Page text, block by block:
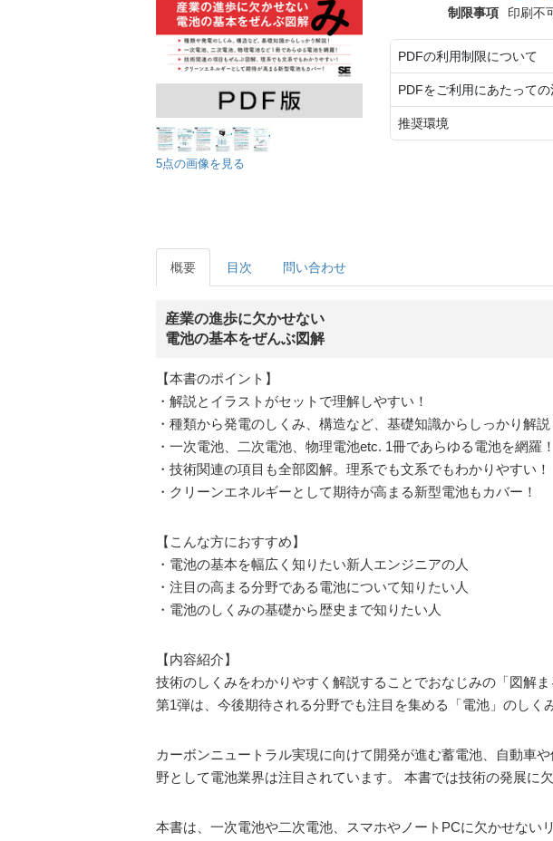
5点の画像を見る
制限事項
印刷不
PDFの利用制限について
PDFをご利用にあたっての
推奨環境
概要 目次 問い合わせ
産業の進歩に欠かせない
電池の基本をぜんぶ図解
【本書のポイント】
・解説とイラストがセットで理解しやすい！
・種類から発電のしくみ、構造など、基礎知識からしっかり解説
・一次電池、二次電池、物理電池etc. 1冊であらゆる電池を網羅！
・技術関連の項目も全部図解。理系でも文系でもわかりやすい！
・クリーンエネルギーとして期待が高まる新型電池もカバー！
【こんな方におすすめ】
・電池の基本を幅広く知りたい新人エンジニアの人
・注目の高まる分野である電池について知りたい人
・電池のしくみの基礎から歴史まで知りたい人
【内容紹介】
技術のしくみをわかりやすく解説することでおなじみの「図解
第1弾は、今後期待される分野でも注目を集める「電池」のしく
カーボンニュートラル実現に向けて開発が進む蓄電池、⾃動⾞
野として電池業界は注目されています。 本書では技術の発展に
本書は、一次電池や二次電池、スマホやノートPCに欠かせない